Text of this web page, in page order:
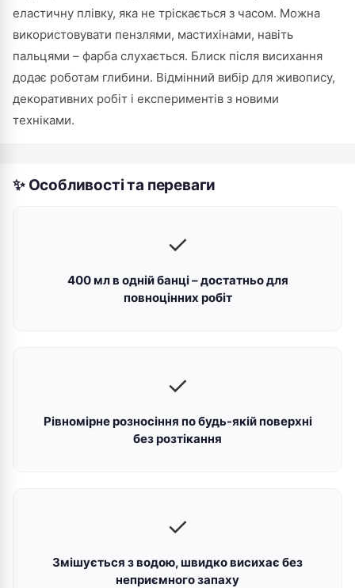
еластичну плівку, яка не тріскається з часом. Можна
використовувати пензлями, мастихінами, навіть
пальцями – фарба слухається. Блиск після висихання
додає роботам глибини. Відмінний вибір для живопису,
декоративних робіт і експериментів з новими
техніками.
✨ Особливості та переваги
✓
400 мл в одній банці – достатньо для
повноцінних робіт
✓
Рівномірне розносіння по будь-якій поверхні
без розтікання
✓
Змішується з водою, швидко висихає без
неприємного запаху